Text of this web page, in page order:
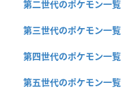
第二世代のポケモン一覧
第三世代のポケモン一覧
第四世代のポケモン一覧
第五世代のポケモン一覧